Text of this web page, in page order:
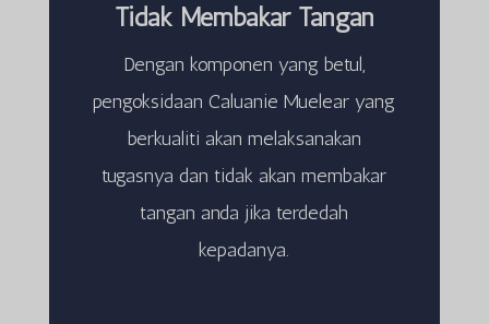
Tidak Membakar Tangan
Dengan komponen yang betul,
pengoksidaan Caluanie Muelear yang
berkualiti akan melaksanakan
tugasnya dan tidak akan membakar
tangan anda jika terdedah
kepadanya.